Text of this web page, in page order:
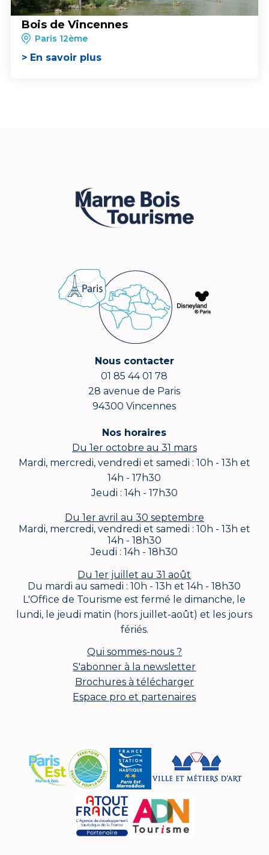
Bois de Vincennes
Paris 12ème
> En savoir plus
Nous contacter
01 85 44 01 78
28 avenue de Paris
94300 Vincennes
Nos horaires
Du 1er octobre au 31 mars
Mardi, mercredi, vendredi et samedi : 10h - 13h et
14h - 17h30
Jeudi : 14h - 17h30
Du 1er avril au 30 septembre
Mardi, mercredi, vendredi et samedi : 10h - 13h et
14h - 18h30
Jeudi : 14h - 18h30
Du 1er juillet au 31 août
Du mardi au samedi : 10h - 13h et 14h - 18h30
L'Office de Tourisme est fermé le dimanche, le
lundi, le jeudi matin (hors juillet-août) et les jours
fériés.
Qui sommes-nous ?
S'abonner à la newsletter
Brochures à télécharger
Espace pro et partenaires